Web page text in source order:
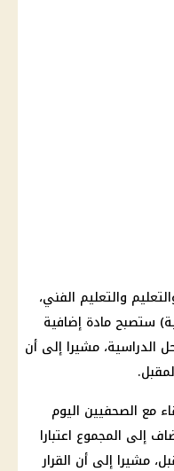
والتعليم الفني،
ستصبح مادة إضافية
الدراسية، مشيرا إلى أن
مع الصحفيين اليوم
إلى المجموع اعتبارا
مشيرا إلى أن القرار